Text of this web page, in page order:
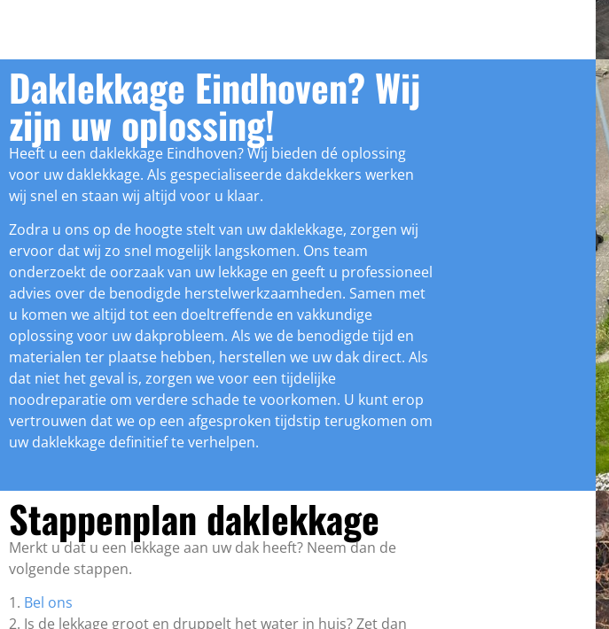
Daklekkage Eindhoven? Wij
zijn uw oplossing!
Heeft u een daklekkage Eindhoven? Wij bieden dé oplossing
voor uw daklekkage. Als gespecialiseerde dakdekkers werken
wij snel en staan wij altijd voor u klaar.
Zodra u ons op de hoogte stelt van uw daklekkage, zorgen wij
ervoor dat wij zo snel mogelijk langskomen. Ons team
onderzoekt de oorzaak van uw lekkage en geeft u professioneel
advies over de benodigde herstelwerkzaamheden. Samen met
u komen we altijd tot een doeltreffende en vakkundige
oplossing voor uw dakprobleem. Als we de benodigde tijd en
materialen ter plaatse hebben, herstellen we uw dak direct. Als
dat niet het geval is, zorgen we voor een tijdelijke
noodreparatie om verdere schade te voorkomen. U kunt erop
vertrouwen dat we op een afgesproken tijdstip terugkomen om
uw daklekkage definitief te verhelpen.
Stappenplan daklekkage
Merkt u dat u een lekkage aan uw dak heeft? Neem dan de
volgende stappen.
1. Bel ons
2. Is de lekkage groot en druppelt het water in huis? Zet dan